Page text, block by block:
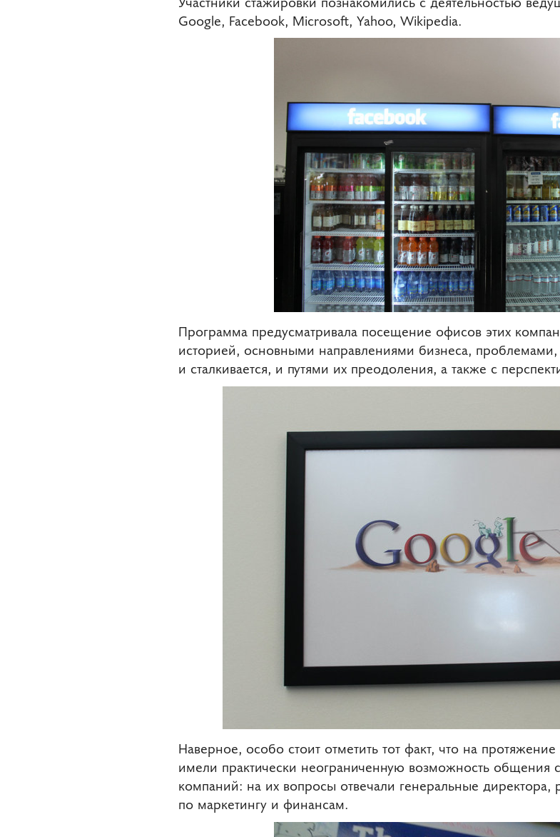
Google, Facebook, Microsoft, Yahoo, Wikipedia.
Программа предусматривала посещение офисов этих
историей, основными направлениями бизнеса, проблемами,
и сталкивается, и путями их преодоления, а также с
Наверное, особо стоит отметить тот факт, что на
имели практически неограниченную возможность
компаний: на их вопросы отвечали генеральные директора,
по маркетингу и финансам.